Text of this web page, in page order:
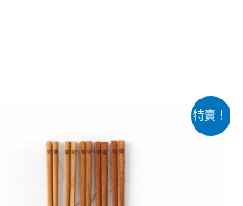
特賣！
$159.00。
價
格：
$109.00。